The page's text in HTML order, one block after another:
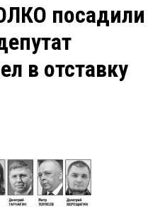
Рейтинги
Блоги
Архив
посадили
в отставку